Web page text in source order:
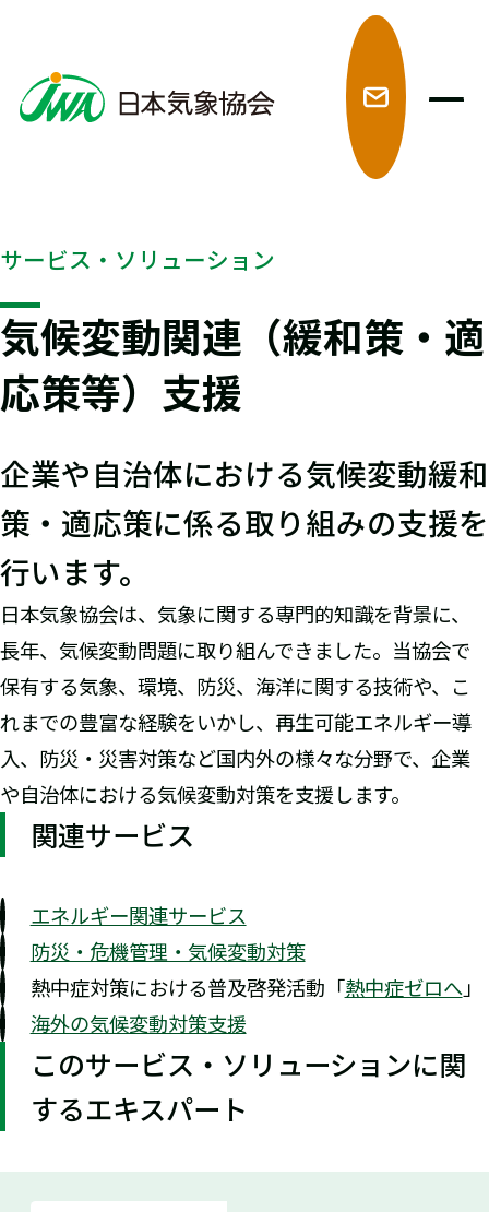
サービス・ソリューション
気候変動関連（緩和策・適
応策等）支援
企業や自治体における気候変動緩和
策・適応策に係る取り組みの支援を
行います。
日本気象協会は、気象に関する専門的知識を背景に、
長年、気候変動問題に取り組んできました。当協会で
保有する気象、環境、防災、海洋に関する技術や、こ
れまでの豊富な経験をいかし、再生可能エネルギー導
入、防災・災害対策など国内外の様々な分野で、企業
や自治体における気候変動対策を支援します。
関連サービス
エネルギー関連サービス
防災・危機管理・気候変動対策
熱中症対策における普及啓発活動「熱中症ゼロへ」
海外の気候変動対策支援
このサービス・ソリューションに関
するエキスパート